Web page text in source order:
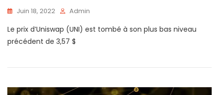
Juin 18, 2022 Admin
Le prix d’Uniswap (UNI) est tombé à son plus bas niveau
précédent de 3,57 $